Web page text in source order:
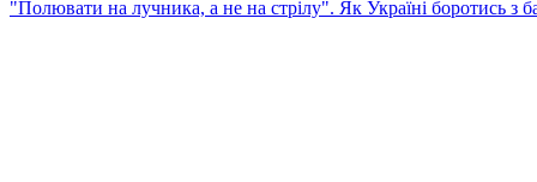
"Полювати на лучника, а не на стрілу". Як Україні боротись з